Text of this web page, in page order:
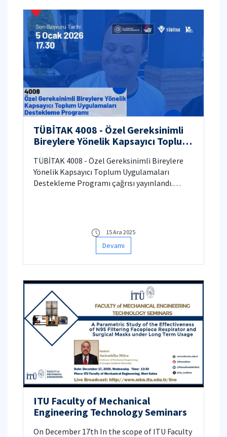
TÜBİTAK 4008 - Özel Gereksinimli
Bireylere Yönelik Kapsayıcı Toplum
Programı
TÜBİTAK 4008 - Özel Gereksinimli Bireylere
Yönelik Kapsayıcı Toplum Uygulamaları
Destekleme Programı çağrısı yayınlandı.
15 Ara 2025
Devamı
ITU Faculty of Mechanical
Engineering Technology Seminars
On December 17th In the scope of ITU Faculty